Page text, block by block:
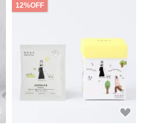
12%OFF